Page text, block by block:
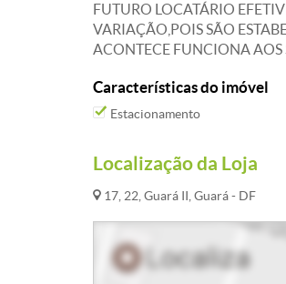
FUTURO LOCATÁRIO
VARIAÇÃO,POIS SÃO
ACONTECE FUNCIONA AOS
Características do imóvel
Estacionamento
Localização da Loja
17, 22, Guará II, Guará - DF